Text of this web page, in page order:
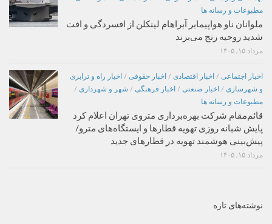
مطبوعات و رسانه ها
ملوانان ناو هواپیمابر آبراهام لینکلن از افسردگی و افت
شدید روحیه رنج می‌برند
مرداد ۱۵, ۱۴۰۵
اخبار اجتماعی / اخبار اقتصادی / اخبار حقوقی / اخبار راه و ترابری
و شهرسازی / اخبار صنعتی / اخبار فرهنگی / شهر و شهرداری /
مطبوعات و رسانه ها
قائم‌مقام شرکت بهره‌برداری متروی تهران اعلام کرد
پایش شبانه روزی تهویه قطارها و ایستگاه‌های مترو/
پیش‌بینی هوشمند تهویه در قطارهای جدید
مرداد ۱۵, ۱۴۰۵
نوشته‌های تازه